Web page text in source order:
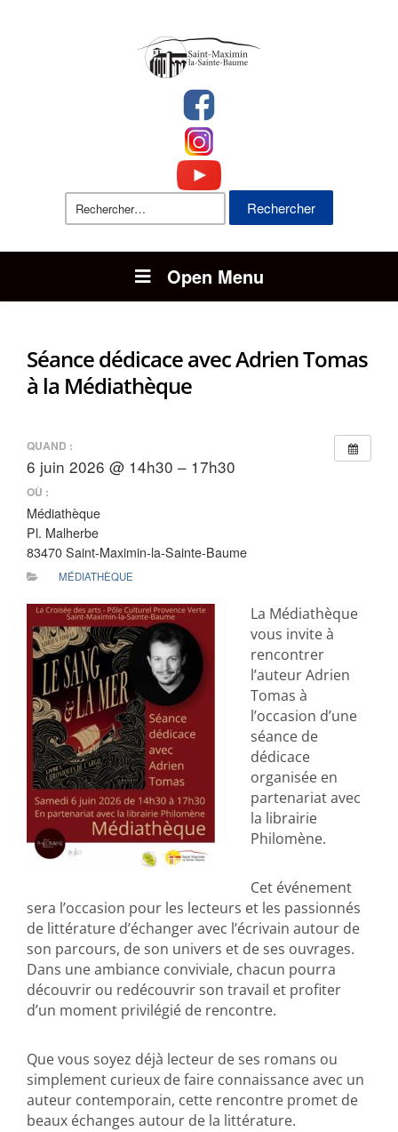
Rechercher :
Open Menu
Séance dédicace avec Adrien Tomas
à la Médiathèque
QUAND :
6 juin 2026 @ 14h30 – 17h30
OÙ :
Médiathèque
Pl. Malherbe
83470 Saint-Maximin-la-Sainte-Baume
MÉDIATHÈQUE
La Médiathèque
vous invite à
rencontrer
l’auteur Adrien
Tomas à
l’occasion d’une
séance de
dédicace
organisée en
partenariat avec
la librairie
Philomène.
Cet événement
sera l’occasion pour les lecteurs et les passionnés
de littérature d’échanger avec l’écrivain autour de
son parcours, de son univers et de ses ouvrages.
Dans une ambiance conviviale, chacun pourra
découvrir ou redécouvrir son travail et profiter
d’un moment privilégié de rencontre.
Que vous soyez déjà lecteur de ses romans ou
simplement curieux de faire connaissance avec un
auteur contemporain, cette rencontre promet de
beaux échanges autour de la littérature.